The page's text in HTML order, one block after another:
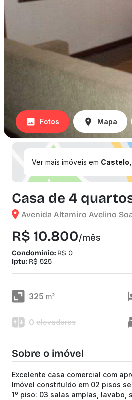
Fotos Mapa
Ver mais imóveis em Castelo,
Casa de 4
Avenida Altamiro Avelino
R$ 10.800/mês
Condomínio: R$ 0
Iptu: R$ 525
325 m²
0 elevadores
Sobre o imóvel
Excelente casa comercial com
Imóvel constituído em 02 pisos
1º piso: 03 salas amplas, lavabo,